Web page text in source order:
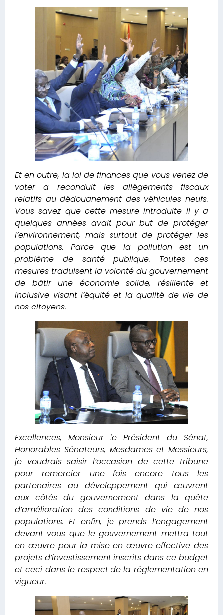
Et en outre, la loi de finances que vous venez de
voter a reconduit les allégements fiscaux
relatifs au dédouanement des véhicules neufs.
Vous savez que cette mesure introduite il y a
quelques années avait pour but de protéger
l’environnement, mais surtout de protéger les
populations. Parce que la pollution est un
problème de santé publique. Toutes ces
mesures traduisent la volonté du gouvernement
de bâtir une économie solide, résiliente et
inclusive visant l’équité et la qualité de vie de
nos citoyens.
Excellences, Monsieur le Président du Sénat,
Honorables Sénateurs, Mesdames et Messieurs,
je voudrais saisir l’occasion de cette tribune
pour remercier une fois encore tous les
partenaires au développement qui œuvrent
aux côtés du gouvernement dans la quête
d’amélioration des conditions de vie de nos
populations. Et enfin, je prends l’engagement
devant vous que le gouvernement mettra tout
en œuvre pour la mise en œuvre effective des
projets d’investissement inscrits dans ce budget
et ceci dans le respect de la réglementation en
vigueur.